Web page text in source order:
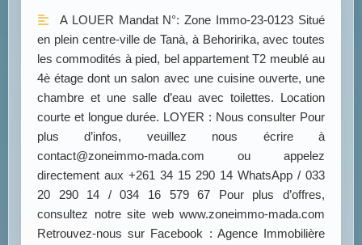
A LOUER Mandat N°: Zone Immo-23-0123 Situé
en plein centre-ville de Tanà, à Behoririka, avec toutes
les commodités à pied, bel appartement T2 meublé au
4è étage dont un salon avec une cuisine ouverte, une
chambre et une salle d’eau avec toilettes. Location
courte et longue durée. LOYER : Nous consulter Pour
plus d’infos, veuillez nous écrire à
contact@zoneimmo-mada.com ou appelez
directement aux +261 34 15 290 14 WhatsApp / 033
20 290 14 / 034 16 579 67 Pour plus d’offres,
consultez notre site web www.zoneimmo-mada.com
Retrouvez-nous sur Facebook : Agence Immobilière